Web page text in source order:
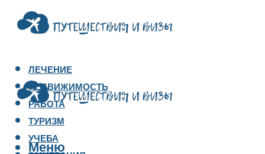
ЛЕЧЕНИЕ
НЕДВИЖИМОСТЬ
РАБОТА
ТУРИЗМ
УЧЕБА
Меню